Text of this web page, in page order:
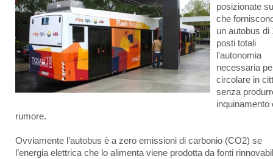
posizionate
che
un autobus di
posti totali
l’autonomia
necessaria
circolare in
senza
inquinamento
rumore.
Ovviamente l’autobus è a zero emissioni di carbonio (CO2) se
l’energia elettrica che lo alimenta viene prodotta da fonti